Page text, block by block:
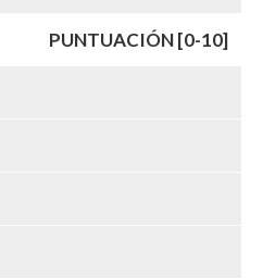
PUNTUACIÓN [0-10]